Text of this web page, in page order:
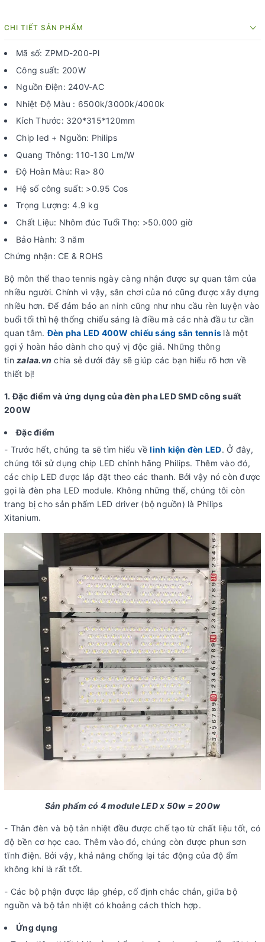
CHI TIẾT SẢN PHẨM
Mã số: ZPMD-200-Pl
Công suất: 200W
Nguồn Điện: 240V-AC
Nhiệt Độ Màu : 6500k/3000k/4000k
Kích Thước: 320*315*120mm
Chip led + Nguồn: Philips
Quang Thông: 110-130 Lm/W
Độ Hoàn Màu: Ra> 80
Hệ số công suất: >0.95 Cos
Trọng Lượng: 4.9 kg
Chất Liệu: Nhôm đúc Tuổi Thọ: >50.000 giờ
Bảo Hành: 3 năm
Chứng nhận: CE & ROHS
Bộ môn thể thao tennis ngày càng nhận được sự quan tâm của
nhiều người. Chính vì vậy, sân chơi của nó cũng được xây dựng
nhiều hơn. Để đảm bảo an ninh cũng như nhu cầu rèn luyện vào
buổi tối thì hệ thống chiếu sáng là điều mà các nhà đầu tư cần
quan tâm.Đèn pha LED 400W chiếu sáng sân tennis là một
gợi ý hoàn hảo dành cho quý vị độc giả. Những thông
tin zalaa.vn chia sẻ dưới đây sẽ giúp các bạn hiểu rõ hơn về
thiết bị!
1. Đặc điểm và ứng dụng của đèn pha LED SMD công suất
200W
Đặc điểm
- Trước hết, chúng ta sẽ tìm hiểu vềlinh kiện đèn LED. Ở đây,
chúng tôi sử dụng chip LED chính hãng Philips. Thêm vào đó,
các chip LED được lắp đặt theo các thanh. Bởi vậy nó còn được
gọi là đèn pha LED module. Không những thế, chúng tôi còn
trang bị cho sản phẩm LED driver (bộ nguồn) là Philips
Xitanium.
Sản phẩm có 4 module LED x 50w = 200w
- Thân đèn và bộ tản nhiệt đều được chế tạo từ chất liệu tốt, có
độ bền cơ học cao. Thêm vào đó, chúng còn được phun sơn
tĩnh điện. Bởi vậy, khả năng chống lại tác động của độ ẩm
không khí là rất tốt.
- Các bộ phận được lắp ghép, cố định chắc chắn, giữa bộ
nguồn và bộ tản nhiệt có khoảng cách thích hợp.
Ứng dụng